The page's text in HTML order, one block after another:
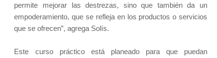
permite mejorar las destrezas, sino que también da un
empoderamiento, que se refleja en los productos o servicios
que se ofrecen”, agrega Solís.
Este curso práctico está planeado para que puedan